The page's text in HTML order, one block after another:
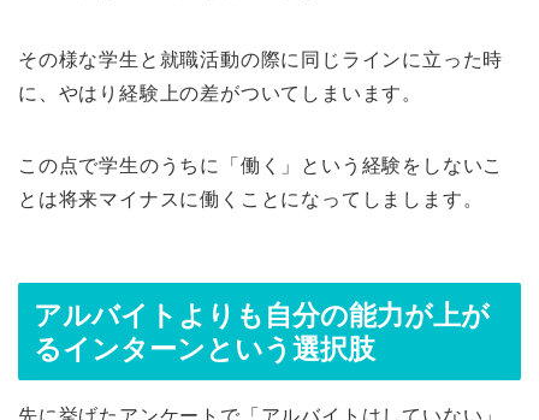
その様な学生と就職活動の際に同じラインに立った時
に、やはり経験上の差がついてしまいます。
この点で学生のうちに「働く」という経験をしないこ
とは将来マイナスに働くことになってしまします。
アルバイトよりも自分の能力が上が
るインターンという選択肢
先に挙げたアンケートで「アルバイトはしていない」